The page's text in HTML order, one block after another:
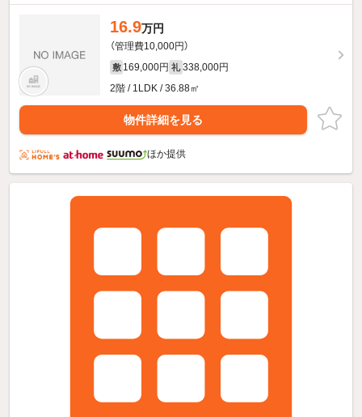
16.9万円
（管理費10,000円）
敷 169,000円 礼 338,000円
2階 / 1LDK / 36.88㎡
物件詳細を見る
ほか提供